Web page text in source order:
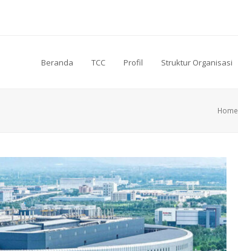
Beranda TCC Profil Struktur Organisasi
Home